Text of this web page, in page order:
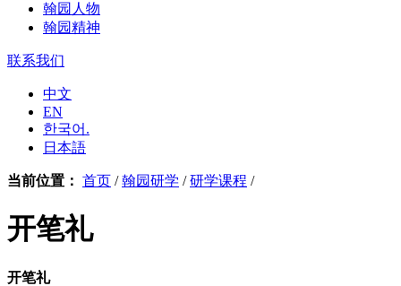
翰园人物
翰园精神
联系我们
中文
EN
한국어.
日本語
当前位置： 首页 / 翰园研学 / 研学课程 /
开笔礼
开笔礼